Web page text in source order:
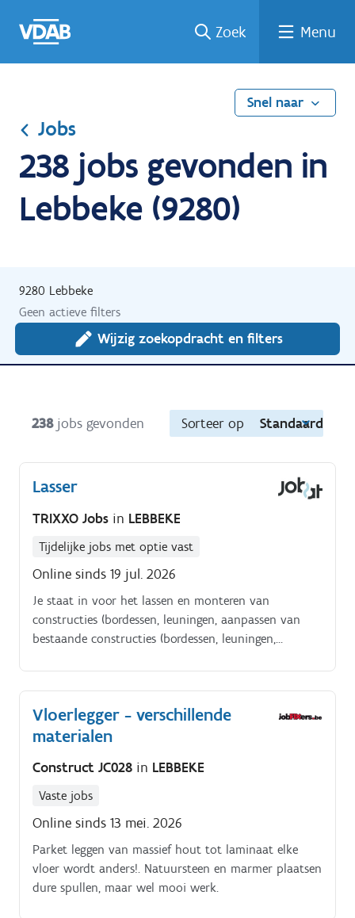
naar
een
een
job
naar
Zoek Menu
Snel naar
Jobs
238 jobs gevonden in
Lebbeke (9280)
9280 Lebbeke
Geen actieve filters
Wijzig zoekopdracht en filters
238 jobs gevonden Sorteer op Standaard
Lasser
TRIXXO Jobs in LEBBEKE
Tijdelijke jobs met optie vast
Online sinds 19 jul. 2026
Je staat in voor het lassen en monteren van
constructies (bordessen, leuningen, aanpassen van
bestaande constructies (bordessen, leuningen,
Je helpt actief mee.
Vloerlegger - verschillende
materialen
Construct JC028 in LEBBEKE
Vaste jobs
Online sinds 13 mei. 2026
Parket leggen van massief hout tot laminaat elke
vloer wordt anders!. Natuursteen en marmer plaatsen
dure spullen, maar wel mooi werk.